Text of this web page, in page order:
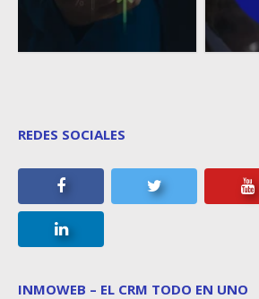
REDES SOCIALES
INMOWEB – EL CRM TODO EN UNO